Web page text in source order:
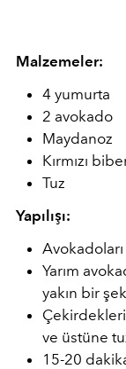
Malzemeler:
4 yumurta
2 avokado
Maydanoz
Kırmızı
Tuz
Yapılışı:
Avokadoları
Yarım
yakın bir
Çekirdekleri
ve üstüne
15-20